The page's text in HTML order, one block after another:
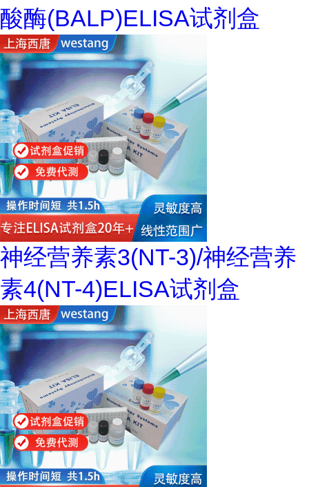
酸酶(BALP)ELISA试剂盒
神经营养素3(NT-3)/神经营养
素4(NT-4)ELISA试剂盒